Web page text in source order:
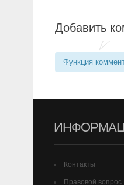
Добавить
Функция
Контакты
Правовой вопрос